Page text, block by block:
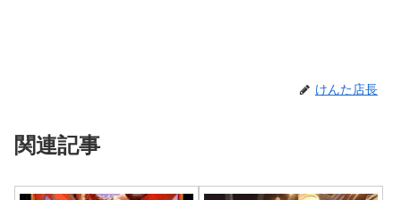
けんた店長
関連記事